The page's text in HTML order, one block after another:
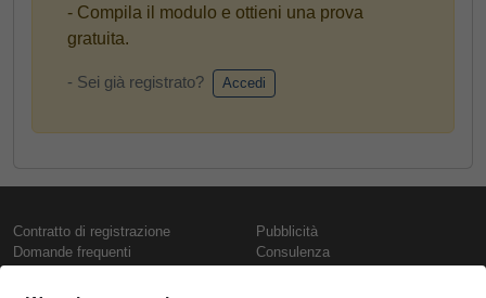
- Compila il modulo e ottieni una prova
gratuita.
- Sei già registrato? Accedi
Contratto di registrazione
Domande frequenti
Pubblicità
Consulenza